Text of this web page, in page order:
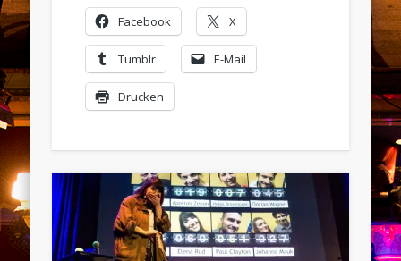
Facebook X
Tumblr E-Mail
Drucken